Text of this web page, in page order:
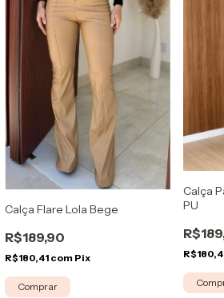
Calça Flare Lola Bege
R$189,90
R$180,41 com Pix
Comprar
Calça
PU